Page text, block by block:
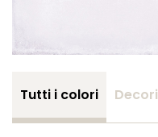
Tutti i colori Decori